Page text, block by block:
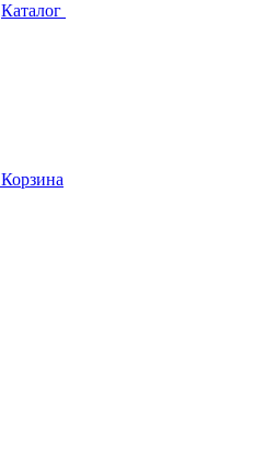
Каталог
Корзина